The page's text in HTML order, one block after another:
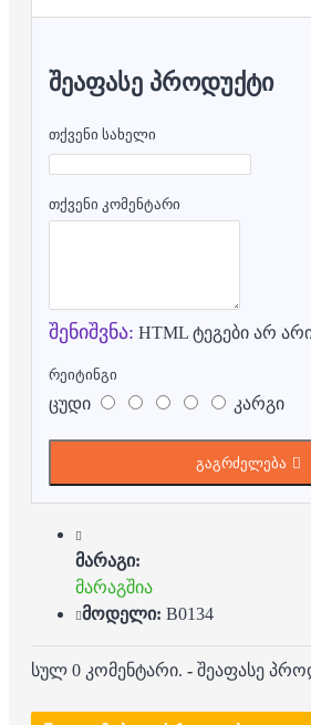
ᲨᲔᲐᲤᲐᲡᲔ ᲞᲠᲝᲓᲣᲥᲢᲘ
თქვენი სახელი
თქვენი კომენტარი
შენიშვნა: HTML ტეგები არ
რეიტინგი
ცუდი კარგი
გაგრძელება
მარაგი:
მარაგშია
მოდელი: B0134
სულ 0 კომენტარი. - შეაფასე